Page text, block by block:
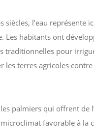
siècles, l’eau représente
Les habitants ont
traditionnelles pour
les terres agricoles contre
palmiers qui offrent de
favorable à la